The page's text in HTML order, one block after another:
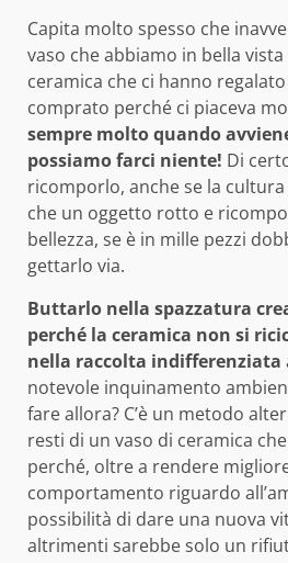
Capita molto spesso che
vaso che abbiamo in bella
ceramica che ci hanno
comprato perché ci piaceva
sempre molto quando
possiamo farci niente! Di
ricomporlo, anche se la
che un oggetto rotto e
bellezza, se è in mille pezzi
gettarlo via.
Buttarlo nella spazzatura
perché la ceramica non si
nella raccolta indifferenziata
notevole inquinamento
fare allora? C’è un metodo
resti di un vaso di ceramica
perché, oltre a rendere
comportamento riguardo
possibilità di dare una nuova
altrimenti sarebbe solo un